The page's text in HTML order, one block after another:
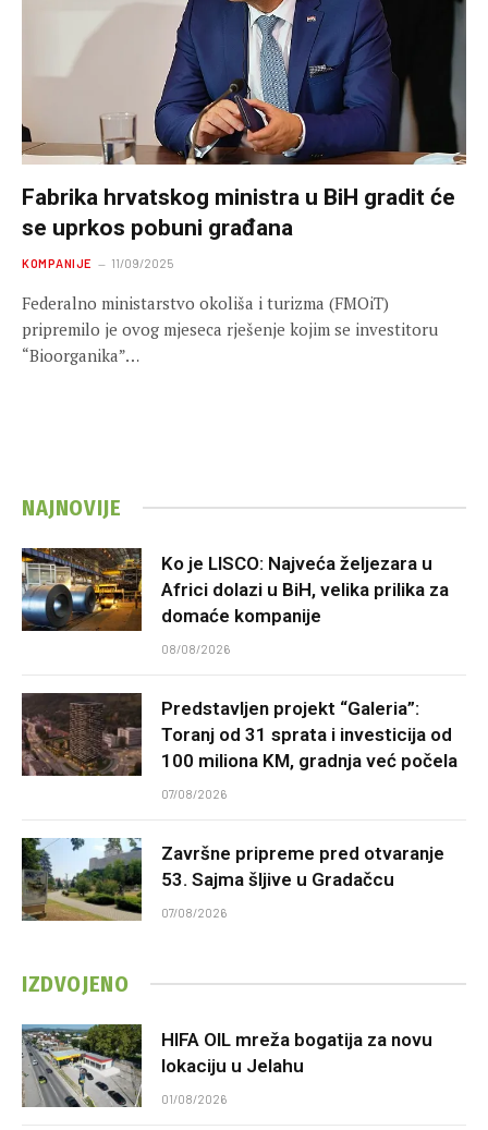
Fabrika hrvatskog ministra u BiH gradit će
se uprkos pobuni građana
KOMPANIJE 11/09/2025
Federalno ministarstvo okoliša i turizma (FMOiT)
pripremilo je ovog mjeseca rješenje kojim se investitoru
“Bioorganika”…
NAJNOVIJE
Ko je LISCO: Najveća željezara u
Africi dolazi u BiH, velika prilika za
domaće kompanije
08/08/2026
Predstavljen projekt “Galeria”:
Toranj od 31 sprata i investicija od
100 miliona KM, gradnja već počela
07/08/2026
Završne pripreme pred otvaranje
53. Sajma šljive u Gradačcu
07/08/2026
IZDVOJENO
HIFA OIL mreža bogatija za novu
lokaciju u Jelahu
01/08/2026